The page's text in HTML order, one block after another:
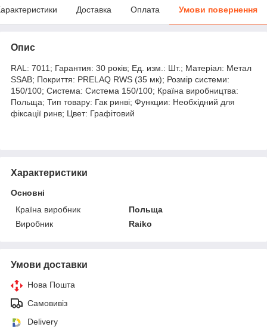
Доставка Оплата Умови повернення
Опис
RAL: 7011; Гарантия: 30 років; Ед. изм.: Шт.; Матеріал: Метал
SSAB; Покриття: PRELAQ RWS (35 мк); Розмір системи:
150/100; Система: Система 150/100; Країна виробництва:
Польща; Тип товару: Гак ринві; Функции: Необхідний для
фіксації ринв; Цвет: Графітовий
Характеристики
Основні
Країна виробник
Польща
Виробник
Raiko
Умови доставки
Нова Пошта
Самовивіз
Delivery